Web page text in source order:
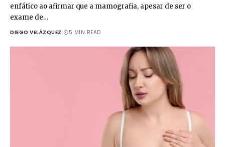
enfático ao afirmar que a mamografia, apesar de ser o
exame de…
DIEGO VELÁZQUEZ 5 MIN READ